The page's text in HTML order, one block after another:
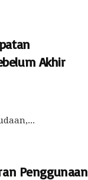
Akhir
Penggunaan